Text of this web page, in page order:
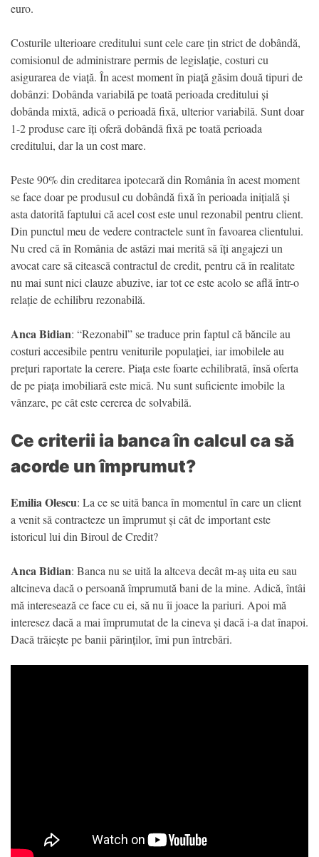
euro.
Costurile ulterioare creditului sunt cele care țin strict de dobândă,
comisionul de administrare permis de legislație, costuri cu
asigurarea de viață. În acest moment în piață găsim două tipuri de
dobânzi: Dobânda variabilă pe toată perioada creditului și
dobânda mixtă, adică o perioadă fixă, ulterior variabilă. Sunt doar
1-2 produse care îți oferă dobândă fixă pe toată perioada
creditului, dar la un cost mare.
Peste 90% din creditarea ipotecară din România în acest moment
se face doar pe produsul cu dobândă fixă în perioada inițială și
asta datorită faptului că acel cost este unul rezonabil pentru client.
Din punctul meu de vedere contractele sunt în favoarea clientului.
Nu cred că în România de astăzi mai merită să îți angajezi un
avocat care să citească contractul de credit, pentru că în realitate
nu mai sunt nici clauze abuzive, iar tot ce este acolo se află într-o
relație de echilibru rezonabilă.
Anca Bidian: “Rezonabil” se traduce prin faptul că băncile au
costuri accesibile pentru veniturile populației, iar imobilele au
prețuri raportate la cerere. Piața este foarte echilibrată, însă oferta
de pe piața imobiliară este mică. Nu sunt suficiente imobile la
vânzare, pe cât este cererea de solvabilă.
Ce criterii ia banca în calcul ca să
acorde un împrumut?
Emilia Olescu: La ce se uită banca în momentul în care un client
a venit să contracteze un împrumut și cât de important este
istoricul lui din Biroul de Credit?
Anca Bidian: Banca nu se uită la altceva decât m-aș uita eu sau
altcineva dacă o persoană împrumută bani de la mine. Adică, întâi
mă interesează ce face cu ei, să nu îi joace la pariuri. Apoi mă
interesez dacă a mai împrumutat de la cineva și dacă i-a dat înapoi.
Dacă trăiește pe banii părinților, îmi pun întrebări.